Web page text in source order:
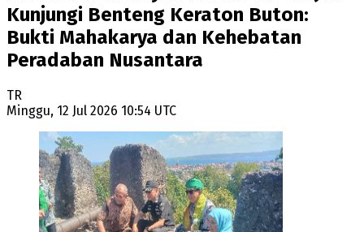
Kunjungi Benteng Keraton Buton:
Bukti Mahakarya dan Kehebatan
Peradaban Nusantara
TR
Minggu, 12 Jul 2026 10:54 UTC